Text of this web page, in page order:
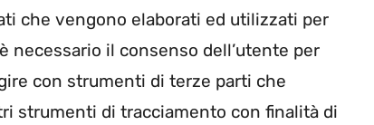
che vengono elaborati ed utilizzati per
necessario il consenso dell’utente per
con strumenti di terze parti che
strumenti di tracciamento con finalità di